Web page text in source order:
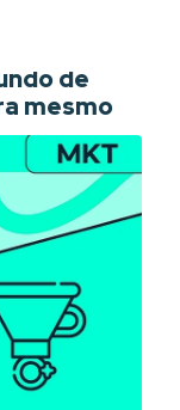
de
mesmo